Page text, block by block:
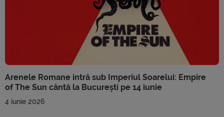
Arenele Romane intră sub Imperiul Soarelui: Empire
of The Sun cântă la București pe 14 iunie
4 iunie 2026